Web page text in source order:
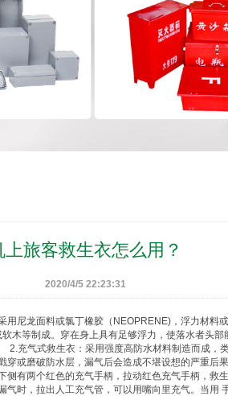
上旅客救生衣怎么用？
2020/4/5 22:23:31
尼龙面料或氯丁橡胶（NEOPRENE)，浮力材料
软木等制成。穿在身上具有足够浮力，使落水者
2.充气式救生衣 ：采用强度高防水材料制造而成，
穿或磨破防水层，漏气后会造成不堪设想的严重后
侧有两个红色的充气手柄，拉动红色充气手柄，救
气时，拉出人工充气管，可以用嘴向里充气。当用